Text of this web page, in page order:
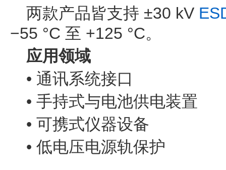
两款产品皆支持 ±30 kV
−55 °C 至 +125 °C。
应用领域
• 通讯系统接口
• 手持式与电池供电装置
• 可携式仪器设备
• 低电压电源轨保护